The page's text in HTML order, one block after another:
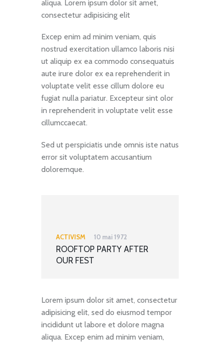
aliqua. Lorem ipsum dolor sit amet,
consectetur adipisicing elit
Excep enim ad minim veniam, quis
nostrud exercitation ullamco laboris nisi
ut aliquip ex ea commodo consequatuis
aute irure dolor ex ea reprehenderit in
voluptate velit esse cillum dolore eu
fugiat nulla pariatur. Excepteur sint olor
in reprehenderit in voluptate velit esse
cillumccaecat.
Sed ut perspiciatis unde omnis iste natus
error sit voluptatem accusantium
doloremque.
ACTIVISM 10 mai 1972
ROOFTOP PARTY AFTER
OUR FEST
Lorem ipsum dolor sit amet, consectetur
adipisicing elit, sed do eiusmod tempor
incididunt ut labore et dolore magna
aliqua. Excep enim ad minim veniam,